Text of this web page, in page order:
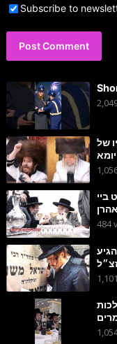
Subscribe to
של
ביי
484
1,101